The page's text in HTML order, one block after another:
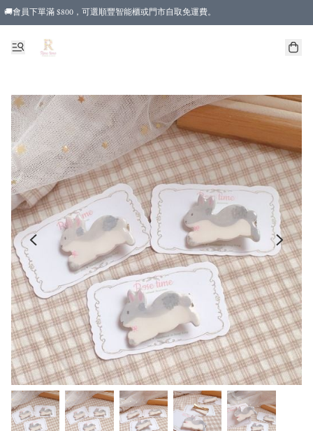
🚚會員下單滿 $800，可選順豐智能櫃或門市自取免運費。